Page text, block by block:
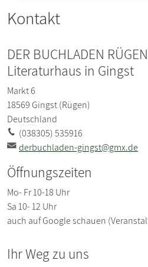
Kontakt
DER BUCHLADEN
Literaturhaus in Gingst
Markt 6
18569Gingst (Rügen)
Deutschland
(038305) 535916
derbuchladen-gingst@gmx.de
Öffnungszeiten
Mo- Fr 10-18 Uhr
Sa 10- 12 Uhr
auch auf Google schauen
Ihr Weg zu uns